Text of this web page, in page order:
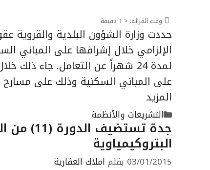
وقت القرائه: < 1 دقيقة
حددت وزارة الشؤون البلدية والقروية
الإلزامي خلال إشرافها على المباني
لمدة 24 شهراً عن التعامل. جاء
على المباني السكنية وذلك على
المزيد
التصنيفات
التشريعات والأنظمة
جدة
البتروكيمياوية
03/01/2015 بقلم املاك العقارية